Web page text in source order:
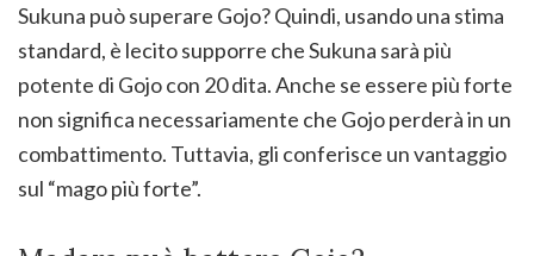
Sukuna può superare Gojo? Quindi, usando una stima
standard, è lecito supporre che Sukuna sarà più
potente di Gojo con 20 dita. Anche se essere più forte
non significa necessariamente che Gojo perderà in un
combattimento. Tuttavia, gli conferisce un vantaggio
sul “mago più forte”.